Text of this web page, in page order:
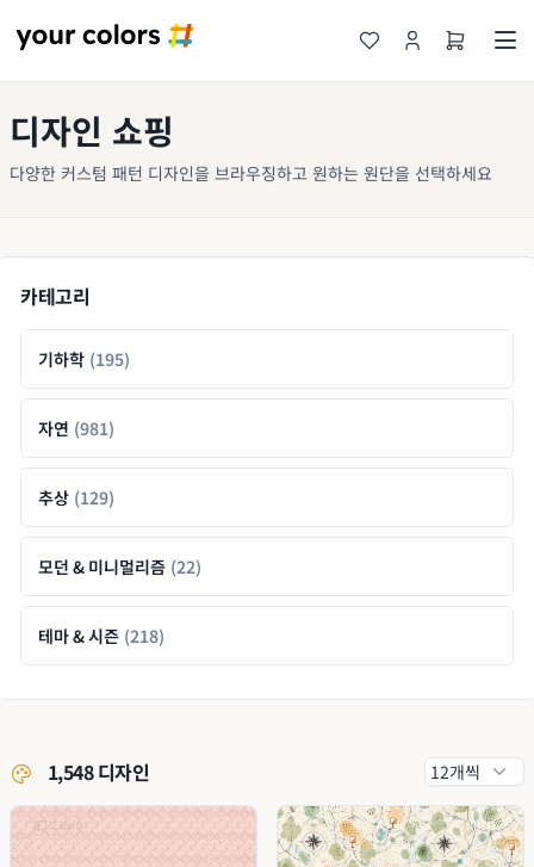
디자인 쇼핑
다양한 커스텀 패턴 디자인을 브라우징하고 원하는 원단을 선택하세요
카테고리
기하학 (195)
자연 (981)
추상 (129)
모던 & 미니멀리즘 (22)
테마 & 시즌 (218)
1,548 디자인